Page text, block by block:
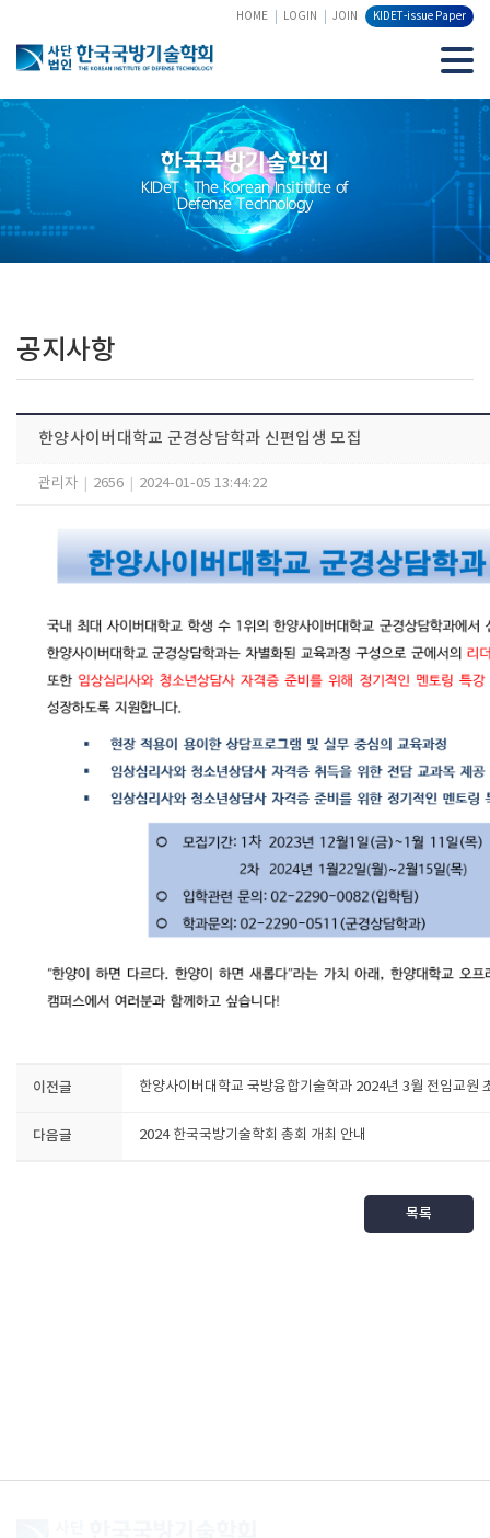
HOME LOGIN JOIN KIDET-issue Paper
한국국방기술학회
KIDeT : The Korean Insititute of
Defense Technology
공지사항
한양사이버대학교 군경상담학과 신편입생 모집
관리자 2656 2024-01-05 13:44:22
이전글 한양사이버대학교 국방융합기술학과 2024년 3월 전임교원
다음글 2024 한국국방기술학회 총회 개최 안내
목록